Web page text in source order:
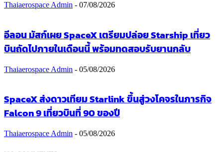
Thaiaerospace Admin - 07/08/2026
อีลอน มัสก์เผย SpaceX เตรียมปล่อย Starship เที่ยว
บินถัดไปภายในเดือนนี้ พร้อมทดสอบรับยานกลับ
Thaiaerospace Admin - 05/08/2026
SpaceX ส่งดาวเทียม Starlink ขึ้นสู่วงโคจรในภารกิจ
Falcon 9 เที่ยวบินที่ 90 ของปี
Thaiaerospace Admin - 05/08/2026